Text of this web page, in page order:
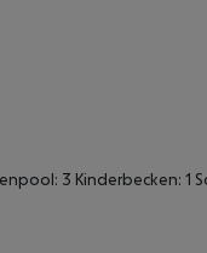
3 Kinderbecken: 1